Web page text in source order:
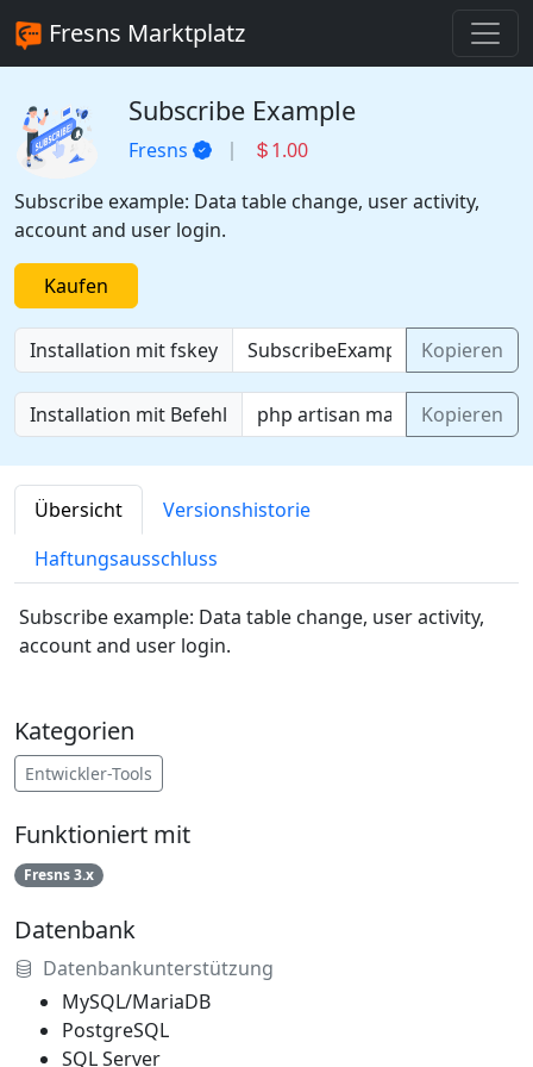
Fresns Marktplatz
Subscribe Example
Fresns
1.00
Subscribe example: Data table change, user activity,
account and user login.
Kaufen
Installation mit fskey Kopieren
Installation mit Befehl Kopieren
Übersicht
Versionshistorie
Haftungsausschluss
Subscribe example: Data table change, user activity,
account and user login.
Kategorien
Entwickler-Tools
Funktioniert mit
Fresns 3.x
Datenbank
Datenbankunterstützung
MySQL/MariaDB
PostgreSQL
SQL Server